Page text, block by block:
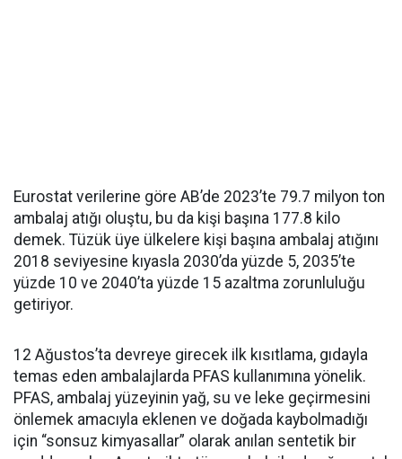
Eurostat verilerine göre AB’de 2023’te 79.7 milyon ton
ambalaj atığı oluştu, bu da kişi başına 177.8 kilo
demek. Tüzük üye ülkelere kişi başına ambalaj atığını
2018 seviyesine kıyasla 2030’da yüzde 5, 2035’te
yüzde 10 ve 2040’ta yüzde 15 azaltma zorunluluğu
getiriyor.
12 Ağustos’ta devreye girecek ilk kısıtlama, gıdayla
temas eden ambalajlarda PFAS kullanımına yönelik.
PFAS, ambalaj yüzeyinin yağ, su ve leke geçirmesini
önlemek amacıyla eklenen ve doğada kaybolmadığı
için “sonsuz kimyasallar” olarak anılan sentetik bir